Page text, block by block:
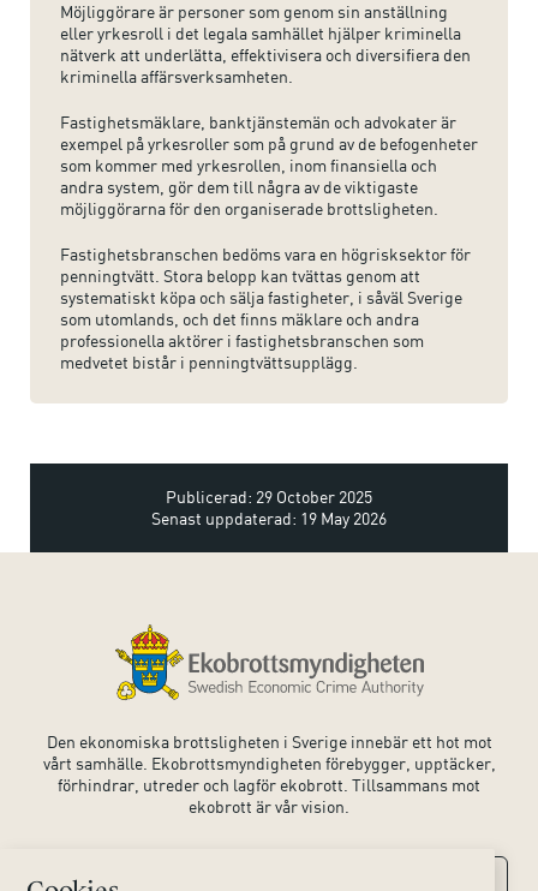
Möjliggörare är personer som genom sin anställning
eller yrkesroll i det legala samhället hjälper kriminella
nätverk att underlätta, effektivisera och diversifiera den
kriminella affärsverksamheten.
Fastighetsmäklare, banktjänstemän och advokater är
exempel på yrkesroller som på grund av de befogenheter
som kommer med yrkesrollen, inom finansiella och
andra system, gör dem till några av de viktigaste
möjliggörarna för den organiserade brottsligheten.
Fastighetsbranschen bedöms vara en högrisksektor för
penningtvätt. Stora belopp kan tvättas genom att
systematiskt köpa och sälja fastigheter, i såväl Sverige
som utomlands, och det finns mäklare och andra
professionella aktörer i fastighetsbranschen som
medvetet bistår i penningtvättsupplägg.
Publicerad: 29 October 2025
Senast uppdaterad: 19 May 2026
Den ekonomiska brottsligheten i Sverige innebär ett hot mot
vårt samhälle. Ekobrottsmyndigheten förebygger, upptäcker,
förhindrar, utreder och lagför ekobrott. Tillsammans mot
ekobrott är vår vision.